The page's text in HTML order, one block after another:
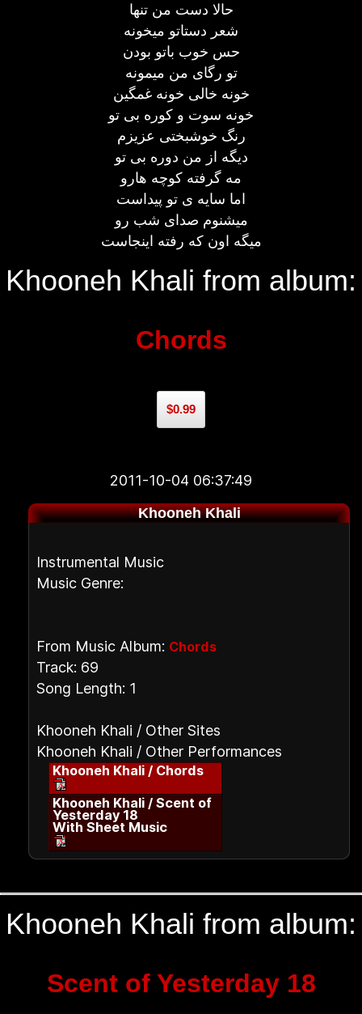
حالا دست من تنها
شعر دستاتو میخونه
حس خوب باتو بودن
تو رگای من میمونه
خونه خالی خونه غمگین
خونه سوت و کوره بی تو
رنگ خوشبختی عزیزم
دیگه از من دوره بی تو
مه گرفته کوچه هارو
اما سایه ی تو پیداست
میشنوم صدای شب رو
میگه اون که رفته اینجاست
Khooneh Khali from album:
Chords
$0.99
2011-10-04 06:37:49
Khooneh Khali
Instrumental Music
Music Genre:
From Music Album: Chords
Track: 69
Song Length: 1
Khooneh Khali / Other Sites
Khooneh Khali / Other Performances
Khooneh Khali / Chords
Khooneh Khali / Scent of
Yesterday 18
With Sheet Music
Khooneh Khali from album:
Scent of Yesterday 18